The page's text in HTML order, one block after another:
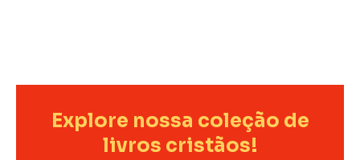
Explore nossa coleção de
livros cristãos!